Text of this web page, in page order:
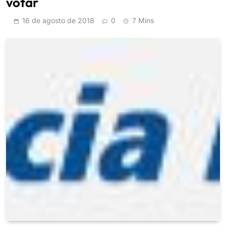
16 de agosto de 2018 0 7 Mins